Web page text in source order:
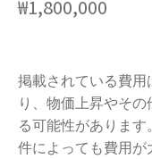
₩1,800,000
掲載されている費
り、物価上昇やそ
る可能性がありま
件によっても費用